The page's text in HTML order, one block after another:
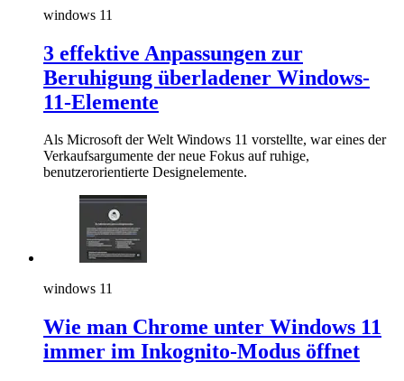
windows 11
3 effektive Anpassungen zur
Beruhigung überladener Windows-
11-Elemente
Als Microsoft der Welt Windows 11 vorstellte, war eines der
Verkaufsargumente der neue Fokus auf ruhige,
benutzerorientierte Designelemente.
windows 11
Wie man Chrome unter Windows 11
immer im Inkognito-Modus öffnet